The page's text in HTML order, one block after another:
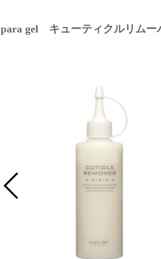
para gel キューティクルリムー